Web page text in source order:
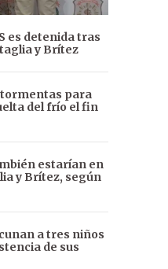
es detenida tras
y Brítez
para
del frío el fin
estarían en
y Brítez, según
a tres niños
de sus